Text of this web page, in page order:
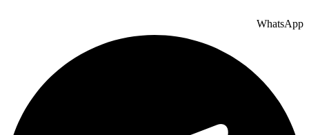
WhatsApp